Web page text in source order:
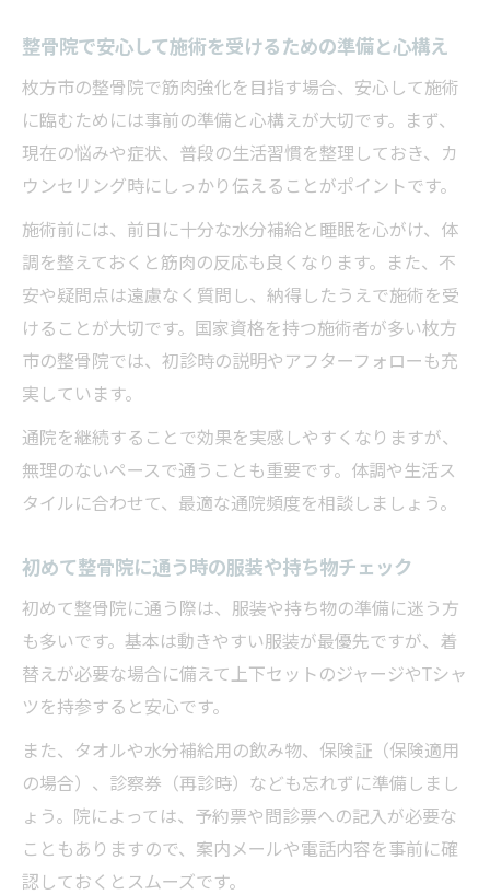
整骨院で安心して施術を受けるための準備と心構え
枚方市の整骨院で筋肉強化を目指す場合、安心して施術
に臨むためには事前の準備と心構えが大切です。まず、
現在の悩みや症状、普段の生活習慣を整理しておき、カ
ウンセリング時にしっかり伝えることがポイントです。
施術前には、前日に十分な水分補給と睡眠を心がけ、体
調を整えておくと筋肉の反応も良くなります。また、不
安や疑問点は遠慮なく質問し、納得したうえで施術を受
けることが大切です。国家資格を持つ施術者が多い枚方
市の整骨院では、初診時の説明やアフターフォローも充
実しています。
通院を継続することで効果を実感しやすくなりますが、
無理のないペースで通うことも重要です。体調や生活ス
タイルに合わせて、最適な通院頻度を相談しましょう。
初めて整骨院に通う時の服装や持ち物チェック
初めて整骨院に通う際は、服装や持ち物の準備に迷う方
も多いです。基本は動きやすい服装が最優先ですが、着
替えが必要な場合に備えて上下セットのジャージやTシャ
ツを持参すると安心です。
また、タオルや水分補給用の飲み物、保険証（保険適用
の場合）、診察券（再診時）なども忘れずに準備しまし
ょう。院によっては、予約票や問診票への記入が必要な
こともありますので、案内メールや電話内容を事前に確
認しておくとスムーズです。